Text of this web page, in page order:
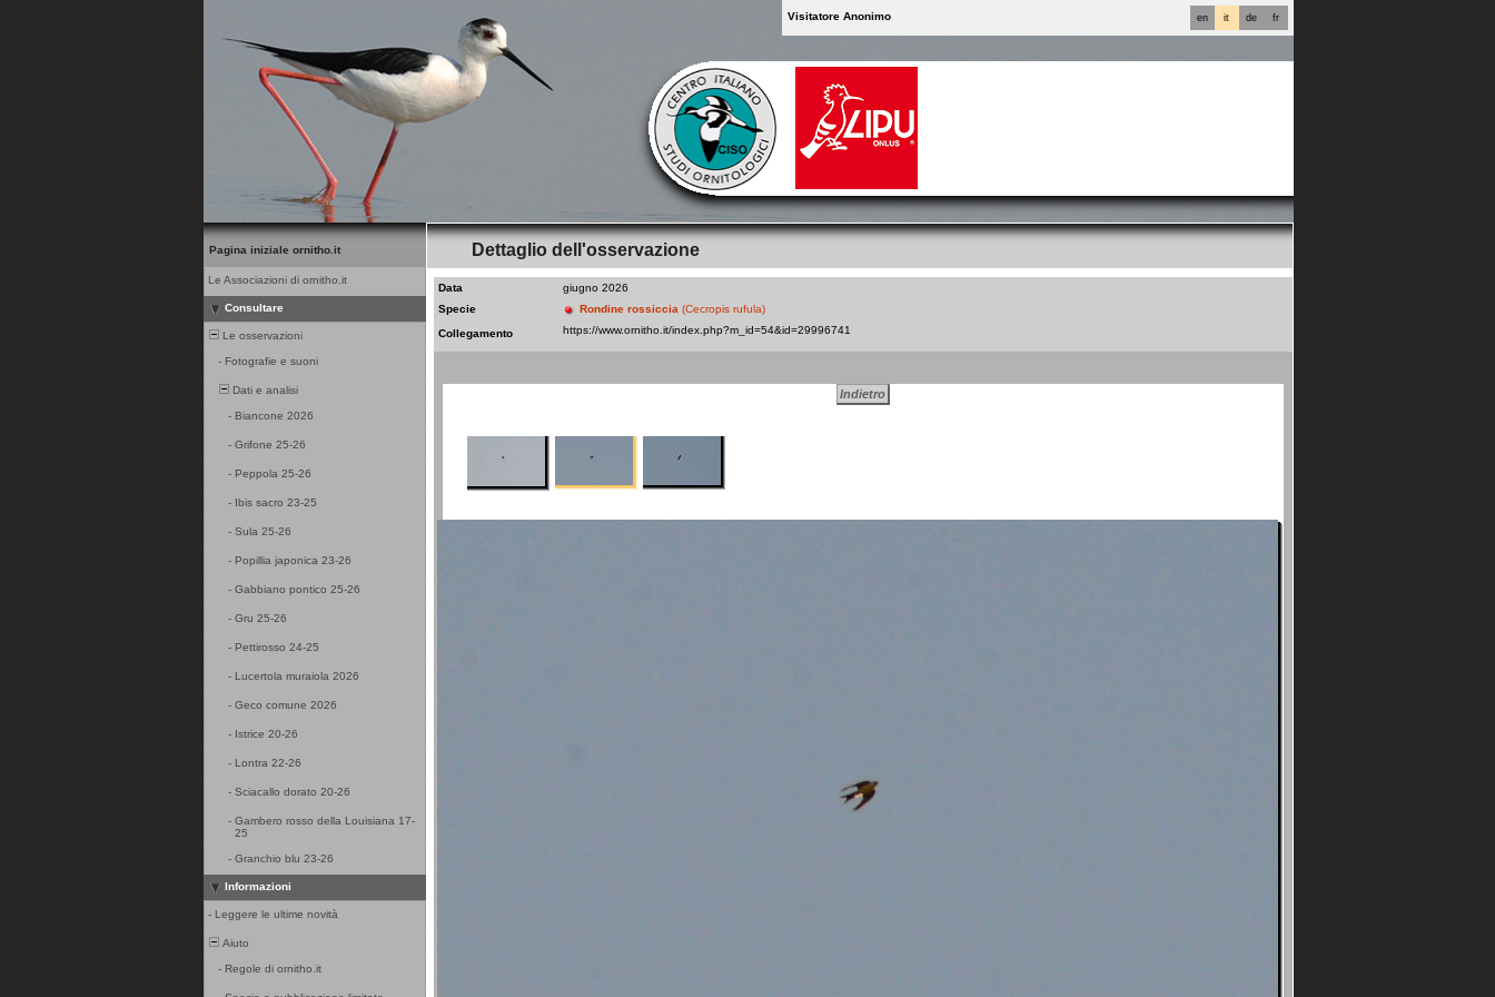
fr
de
it
en
Visitatore Anonimo
Pagina iniziale ornitho.it
Le Associazioni di ornitho.it
Consultare
Le osservazioni
- Fotografie e suoni
Dati e analisi
- Biancone 2026
- Grifone 25-26
- Peppola 25-26
- Ibis sacro 23-25
- Sula 25-26
- Popillia japonica 23-26
- Gabbiano pontico 25-26
- Gru 25-26
- Pettirosso 24-25
- Lucertola muraiola 2026
- Geco comune 2026
- Istrice 20-26
- Lontra 22-26
- Sciacallo dorato 20-26
- Gambero rosso della Louisiana 17-
25
- Granchio blu 23-26
Informazioni
- Leggere le ultime novità
Aiuto
- Regole di ornitho.it
Dettaglio dell'osservazione
Data
giugno 2026
Specie
Rondine rossiccia (Cecropis rufula)
Collegamento